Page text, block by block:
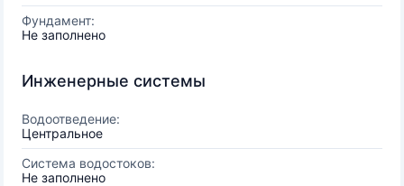
Фундамент:
Не заполнено
Инженерные системы
Водоотведение:
Центральное
Система водостоков:
Не заполнено